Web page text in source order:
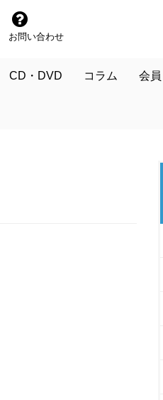
お問い合わせ
CD・DVD コラム 会員